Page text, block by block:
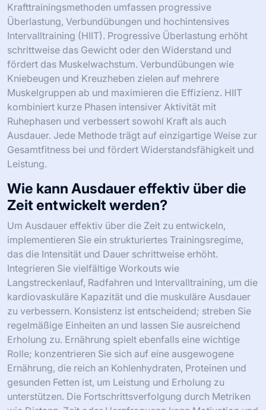
Krafttrainingsmethoden umfassen progressive
Überlastung, Verbundübungen und hochintensives
Intervalltraining (HIIT). Progressive Überlastung erhöht
schrittweise das Gewicht oder den Widerstand und
fördert das Muskelwachstum. Verbundübungen wie
Kniebeugen und Kreuzheben zielen auf mehrere
Muskelgruppen ab und maximieren die Effizienz. HIIT
kombiniert kurze Phasen intensiver Aktivität mit
Ruhephasen und verbessert sowohl Kraft als auch
Ausdauer. Jede Methode trägt auf einzigartige Weise zur
Gesamtfitness bei und fördert Widerstandsfähigkeit und
Leistung.
Wie kann Ausdauer effektiv über die
Zeit entwickelt werden?
Um Ausdauer effektiv über die Zeit zu entwickeln,
implementieren Sie ein strukturiertes Trainingsregime,
das die Intensität und Dauer schrittweise erhöht.
Integrieren Sie vielfältige Workouts wie
Langstreckenlauf, Radfahren und Intervalltraining, um die
kardiovaskuläre Kapazität und die muskuläre Ausdauer
zu verbessern. Konsistenz ist entscheidend; streben Sie
regelmäßige Einheiten an und lassen Sie ausreichend
Erholung zu. Ernährung spielt ebenfalls eine wichtige
Rolle; konzentrieren Sie sich auf eine ausgewogene
Ernährung, die reich an Kohlenhydraten, Proteinen und
gesunden Fetten ist, um Leistung und Erholung zu
unterstützen. Die Fortschrittsverfolgung durch Metriken